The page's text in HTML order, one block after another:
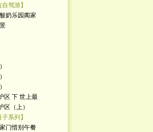
驾游】
奶乐园阖家
区 下 世上最
区（上）
系列】
门惜别午餐